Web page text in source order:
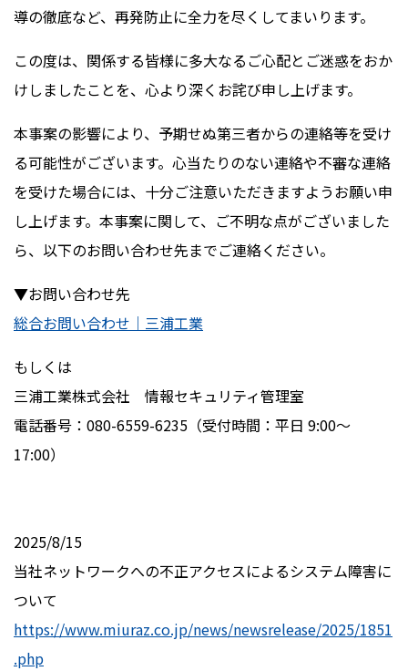
導の徹底など、再発防止に全力を尽くしてまいります。
この度は、関係する皆様に多大なるご心配とご迷惑をおか
けしましたことを、心より深くお詫び申し上げます。
本事案の影響により、予期せぬ第三者からの連絡等を受け
る可能性がございます。心当たりのない連絡や不審な連絡
を受けた場合には、十分ご注意いただきますようお願い申
し上げます。本事案に関して、ご不明な点がございました
ら、以下のお問い合わせ先までご連絡ください。
▼お問い合わせ先
総合お問い合わせ｜三浦工業
もしくは
三浦工業株式会社 情報セキュリティ管理室
電話番号：080-6559-6235（受付時間：平日 9:00～
17:00）
2025/8/15
当社ネットワークへの不正アクセスによるシステム障害に
ついて
https://www.miuraz.co.jp/news/newsrelease/2025/1851
.php